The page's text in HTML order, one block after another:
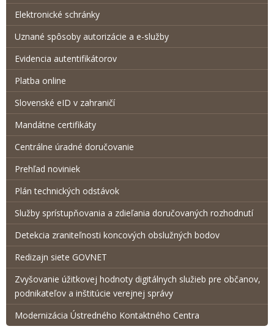
Elektronické schránky
Uznané spôsoby autorizácie a e-služby
Evidencia autentifikátorov
Platba online
Slovenské eID v zahraničí
Mandátne certifikáty
Centrálne úradné doručovanie
Prehľad noviniek
Plán technických odstávok
Služby sprístupňovania a zdieľania doručovaných rozhodnutí
Detekcia zraniteľnosti koncových obslužných bodov
Redizajn siete GOVNET
Zvyšovanie úžitkovej hodnoty digitálnych služieb pre občanov,
podnikateľov a inštitúcie verejnej správy
Modernizácia Ústredného Kontaktného Centra